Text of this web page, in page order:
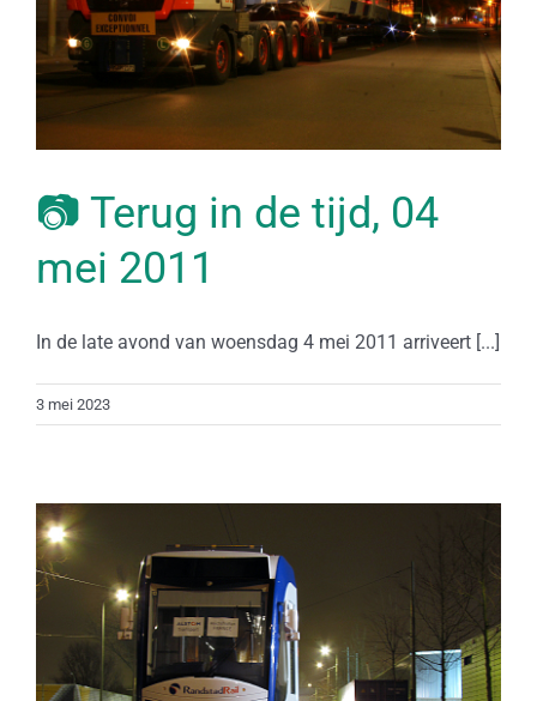
📷 Terug in de tijd, 04
mei 2011
In de late avond van woensdag 4 mei 2011 arriveert [...]
3 mei 2023